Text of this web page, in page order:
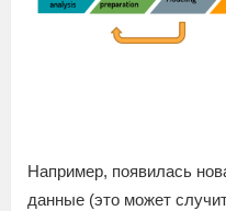
Например, появилась
данные (это может